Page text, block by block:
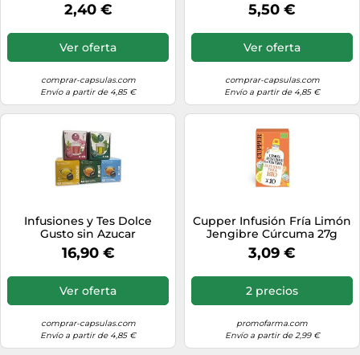
2,40 €
Ver oferta
comprar-capsulas.com
Envío a partir de 4,85 €
5,50 €
Ver oferta
comprar-capsulas.com
Envío a partir de 4,85 €
Infusiones y Tes Dolce
Gusto sin Azucar
16,90 €
Ver oferta
comprar-capsulas.com
Envío a partir de 4,85 €
Cupper Infusión Fría Limón
Jengibre Cúrcuma 27g
3,09 €
2 precios
promofarma.com
Envío a partir de 2,99 €